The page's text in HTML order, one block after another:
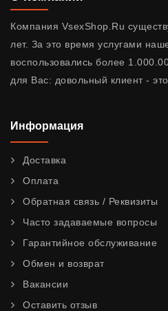
Компания VsexShop.Ru
лет. За это время услугами
воспользовались более
для Вас: довольный клиент -
Информация
Доставка
Оплата
Обратная связь / Реквизиты
Часто задаваемые вопросы
Гарантийное обслуживание
Обмен и возврат
Вакансии
Оставить отзыв